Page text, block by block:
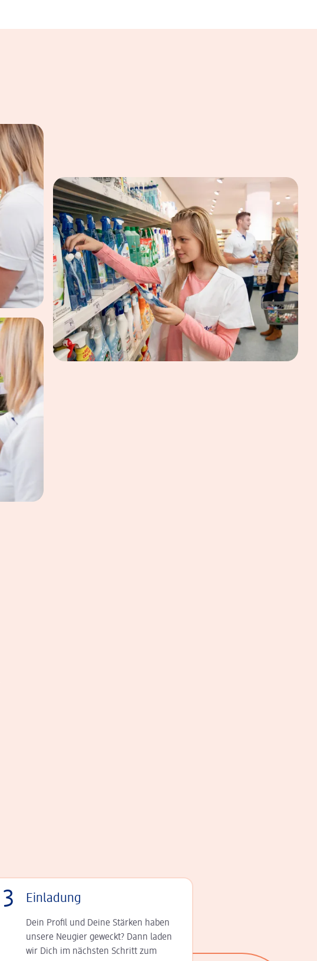
3 Einladung
Dein Profil und Deine Stär­ken haben
unsere Neugier geweckt? Dann laden
wir Dich im nächsten Schritt zum